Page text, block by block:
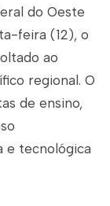
do Oeste
feira (12), o
ao
regional. O
de ensino,
e tecnológica